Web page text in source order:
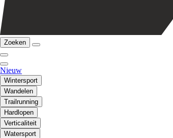
Zoeken
Nieuw
Wintersport
Wandelen
Trailrunning
Hardlopen
Verticaliteit
Watersport